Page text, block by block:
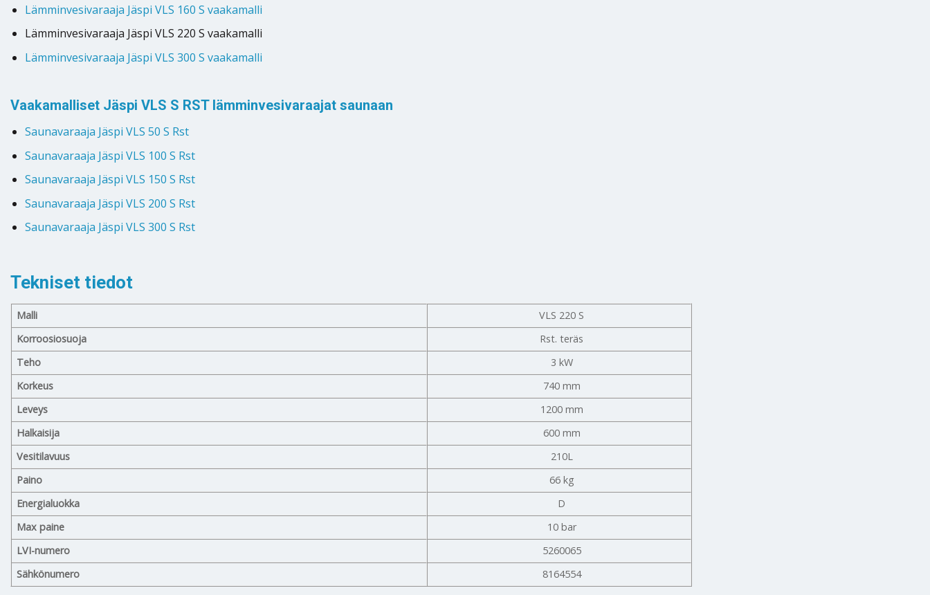
Lämminvesivaraaja Jäspi VLS 160 S vaakamalli
Lämminvesivaraaja Jäspi VLS 220 S vaakamalli
Lämminvesivaraaja Jäspi VLS 300 S vaakamalli
Vaakamalliset Jäspi VLS S RST lämminvesivaraajat saunaan
Saunavaraaja Jäspi VLS 50 S Rst
Saunavaraaja Jäspi VLS 100 S Rst
Saunavaraaja Jäspi VLS 150 S Rst
Saunavaraaja Jäspi VLS 200 S Rst
Saunavaraaja Jäspi VLS 300 S Rst
Tekniset tiedot
Malli
VLS 220 S
Korroosiosuoja
Rst. teräs
Teho
3 kW
Korkeus
740 mm
Leveys
1200 mm
Halkaisija
600 mm
Vesitilavuus
210L
Paino
66 kg
Energialuokka
D
Max paine
10 bar
LVI-numero
5260065
Sähkönumero
8164554